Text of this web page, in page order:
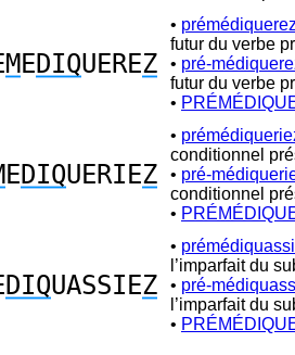
M EDIQUEREZ
• prémédiquerez
futur du verbe
• pré-
futur du verbe
•
EDIQUERIEZ
•
conditionnel
• pré-
conditionnel
•
DIQUASSIEZ
•
l’imparfait du
• pré-
l’imparfait du
•